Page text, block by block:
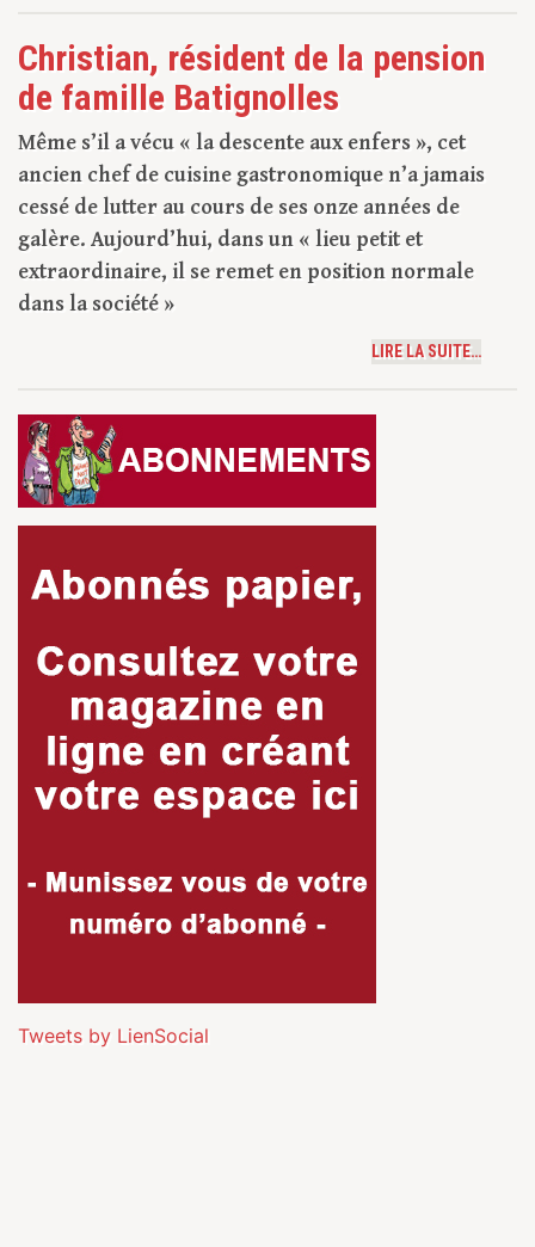
Christian, résident de la pension
de famille Batignolles
Même s’il a vécu « la descente aux enfers », cet
ancien chef de cuisine gastronomique n’a jamais
cessé de lutter au cours de ses onze années de
galère. Aujourd’hui, dans un « lieu petit et
extraordinaire, il se remet en position normale
dans la société »
LIRE LA SUITE…
Tweets by LienSocial